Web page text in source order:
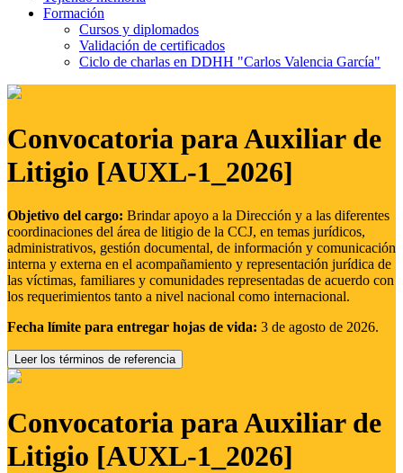
Formación
Cursos y diplomados
Validación de certificados
Ciclo de charlas en DDHH "Carlos Valencia García"
Convocatoria para Auxiliar de
Litigio [AUXL-1_2026]
Objetivo del cargo: Brindar apoyo a la Dirección y a las diferentes
coordinaciones del área de litigio de la CCJ, en temas jurídicos,
administrativos, gestión documental, de información y comunicación
interna y externa en el acompañamiento y representación jurídica de
las víctimas, familiares y comunidades representadas de acuerdo con
los requerimientos tanto a nivel nacional como internacional.
Fecha límite para entregar hojas de vida: 3 de agosto de 2026.
Leer los términos de referencia
Convocatoria para Auxiliar de
Litigio [AUXL-1_2026]